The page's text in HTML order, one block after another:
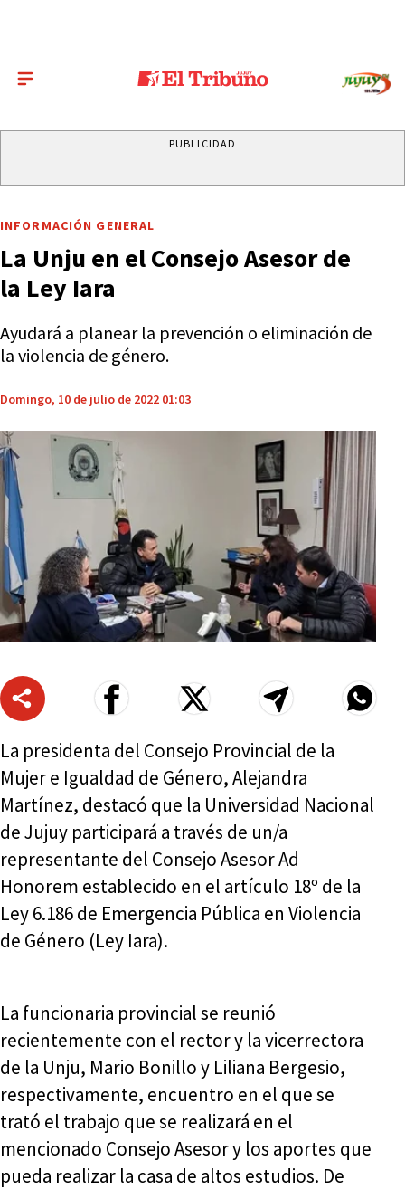
PUBLICIDAD
INFORMACIÓN GENERAL
La Unju en el Consejo Asesor de
la Ley Iara
Ayudará a planear la prevención o eliminación de
la violencia de género.
Domingo, 10 de julio de 2022 01:03
La presidenta del Consejo Provincial de la
Mujer e Igualdad de Género, Alejandra
Martínez, destacó que la Universidad Nacional
de Jujuy participará a través de un/a
representante del Consejo Asesor Ad
Honorem establecido en el artículo 18º de la
Ley 6.186 de Emergencia Pública en Violencia
de Género (Ley Iara).
La funcionaria provincial se reunió
recientemente con el rector y la vicerrectora
de la Unju, Mario Bonillo y Liliana Bergesio,
respectivamente, encuentro en el que se
trató el trabajo que se realizará en el
mencionado Consejo Asesor y los aportes que
pueda realizar la casa de altos estudios. De